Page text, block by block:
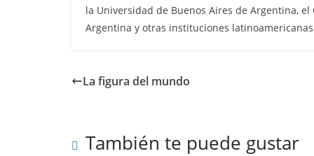
la Universidad de Buenos Aires de Argentina,
Argentina y otras instituciones
La figura del mundo
También te puede gustar